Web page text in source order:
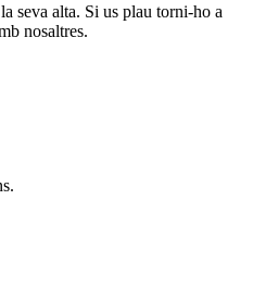
seva alta. Si us plau torni-ho a
nosaltres.